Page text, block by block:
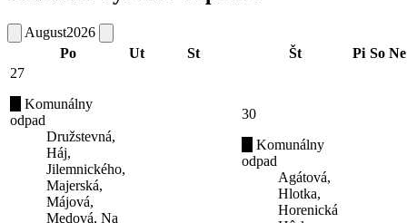
August2026
Po
Ut St Št Pi So Ne
27
Komunálny
odpad
Družstevná,
Háj,
Jilemnického,
Majerská,
Májová,
Medová, Na
30
Komunálny
odpad
Agátová,
Hlotka,
Horenická